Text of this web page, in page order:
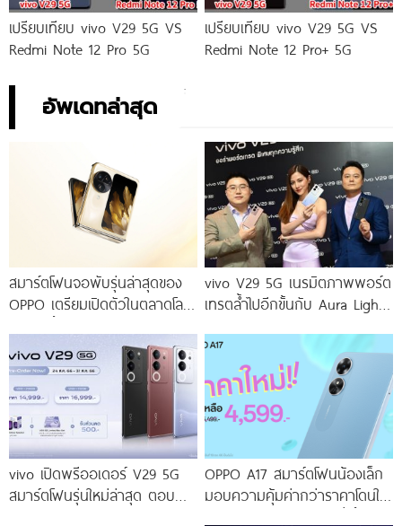
เปรียบเทียบ vivo V29 5G VS
Redmi Note 12 Pro 5G
เปรียบเทียบ vivo V29 5G VS
Redmi Note 12 Pro+ 5G
อัพเดทล่าสุด
สมาร์ตโฟนจอพับรุ่นล่าสุดของ
OPPO เตรียมเปิดตัวในตลาดโลก
vivo V29 5G เนรมิตภาพพอร์ต
เทรตล้ำไปอีกขั้นกับ Aura Light
โดดเด่นด้วยสุนทรียศาสตร์แห่ง
vivo เปิดพรีออเดอร์ V29 5G
สมาร์ตโฟนรุ่นใหม่ล่าสุด ตอบ
OPPO A17 สมาร์ตโฟนน้องเล็ก
มอบความคุ้มค่ากว่าราคาโดนใจ